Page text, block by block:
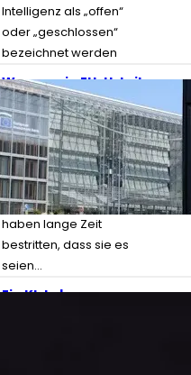
Intelligenz als „offen“
oder „geschlossen“
bezeichnet werden
Warum ein EU-Urteil
über eine Verkehrs-
App weitreichende
Folgen für große
Technologieunterne
hmen haben könnte
Viele der größten
Online-Plattformen
haben lange Zeit
bestritten, dass sie es
seien…
Ein KI-Labor